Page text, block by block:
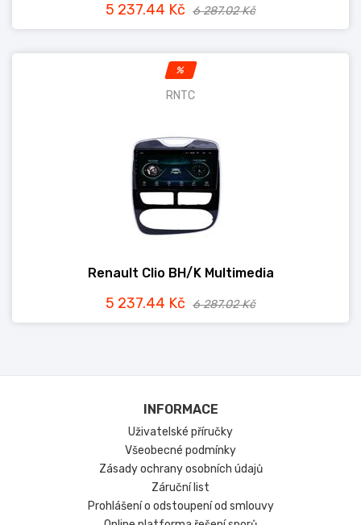
5 237.44 Kč 6 287.02 Kč
%
RNTC
Renault Clio BH/K Multimedia
5 237.44 Kč 6 287.02 Kč
INFORMACE
Uživatelské příručky
Všeobecné podmínky
Zásady ochrany osobních údajů
Záruční list
Prohlášení o odstoupení od smlouvy